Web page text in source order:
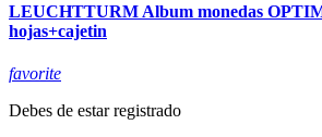
LEUCHTTURM Album monedas
hojas+cajetin
favorite
Debes de estar registrado